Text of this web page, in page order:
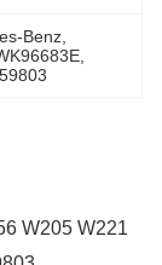
Benz
W205 W221